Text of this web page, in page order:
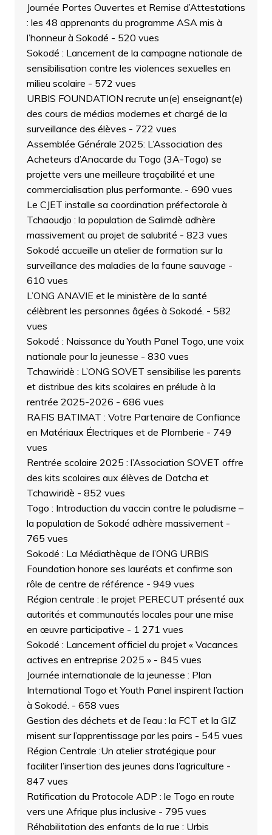
Journée Portes Ouvertes et Remise d’Attestations
: les 48 apprenants du programme ASA mis à
l’honneur à Sokodé - 520 vues
Sokodé : Lancement de la campagne nationale de
sensibilisation contre les violences sexuelles en
milieu scolaire - 572 vues
URBIS FOUNDATION recrute un(e) enseignant(e)
des cours de médias modernes et chargé de la
surveillance des élèves - 722 vues
Assemblée Générale 2025: L’Association des
Acheteurs d’Anacarde du Togo (3A-Togo) se
projette vers une meilleure traçabilité et une
commercialisation plus performante. - 690 vues
Le CJET installe sa coordination préfectorale à
Tchaoudjo : la population de Salimdè adhère
massivement au projet de salubrité - 823 vues
Sokodé accueille un atelier de formation sur la
surveillance des maladies de la faune sauvage -
610 vues
L’ONG ANAVIE et le ministère de la santé
célèbrent les personnes âgées à Sokodé. - 582
vues
Sokodé : Naissance du Youth Panel Togo, une voix
nationale pour la jeunesse - 830 vues
Tchawiridè : L’ONG SOVET sensibilise les parents
et distribue des kits scolaires en prélude à la
rentrée 2025-2026 - 686 vues
RAFIS BATIMAT : Votre Partenaire de Confiance
en Matériaux Électriques et de Plomberie - 749
vues
Rentrée scolaire 2025 : l’Association SOVET offre
des kits scolaires aux élèves de Datcha et
Tchawiridè - 852 vues
Togo : Introduction du vaccin contre le paludisme –
la population de Sokodé adhère massivement-
765 vues
Sokodé : La Médiathèque de l’ONG URBIS
Foundation honore ses lauréats et confirme son
rôle de centre de référence - 949 vues
Région centrale : le projet PERECUT présenté aux
autorités et communautés locales pour une mise
en œuvre participative - 1 271 vues
Sokodé : Lancement officiel du projet « Vacances
actives en entreprise 2025 »- 845 vues
Journée internationale de la jeunesse : Plan
International Togo et Youth Panel inspirent l’action
à Sokodé. - 658 vues
Gestion des déchets et de l’eau : la FCT et la GIZ
misent sur l’apprentissage par les pairs - 545 vues
Région Centrale :Un atelier stratégique pour
faciliter l’insertion des jeunes dans l’agriculture -
847 vues
Ratification du Protocole ADP : le Togo en route
vers une Afrique plus inclusive - 795 vues
Réhabilitation des enfants de la rue : Urbis